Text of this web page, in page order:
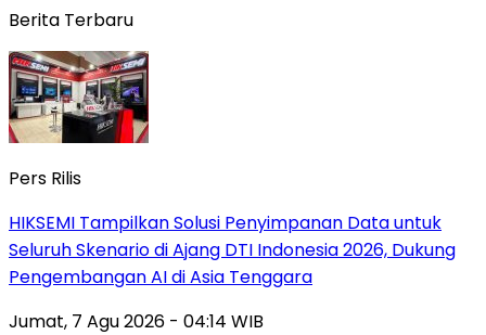
Berita Terbaru
Pers Rilis
HIKSEMI Tampilkan Solusi Penyimpanan Data untuk
Seluruh Skenario di Ajang DTI Indonesia 2026, Dukung
Pengembangan AI di Asia Tenggara
Jumat, 7 Agu 2026 - 04:14 WIB